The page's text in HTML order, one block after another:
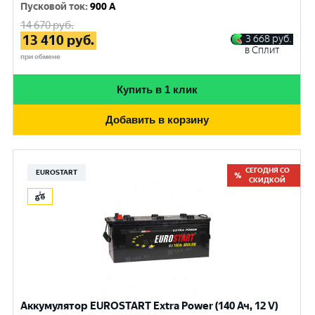
Пусковой ток:900 A
14 670руб.
13 410 руб.
при обмене
3 668 руб.
в Сплит
Купить в 1 клик
Добавить в корзину
EUROSTART
СЕГОДНЯ СО
СКИДКОЙ
Аккумулятор EUROSTART Extra Power (140 Ач, 12 V)